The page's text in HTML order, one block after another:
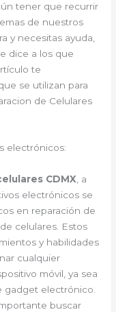
tener que recurrir
de nuestros
y necesitas ayuda,
dice a los que
te
se utilizan para
de Celulares
electrónicos:
CDMX , a
electrónicos se
en reparación de
celulares. Estos
y habilidades
cualquier
móvil, ya sea
gadget electrónico.
buscar